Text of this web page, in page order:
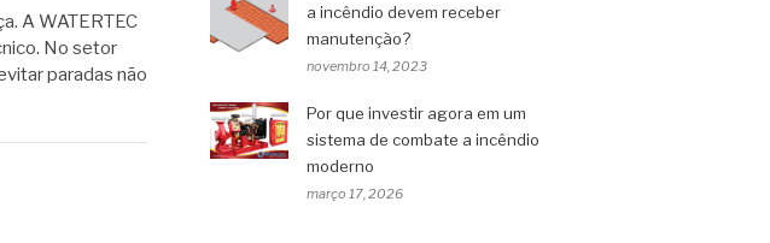
A WATERTEC
No setor
paradas não
a incêndio devem receber
manutenção?
novembro 14, 2023
Por que investir agora em um
sistema de combate a incêndio
moderno
março 17, 2026